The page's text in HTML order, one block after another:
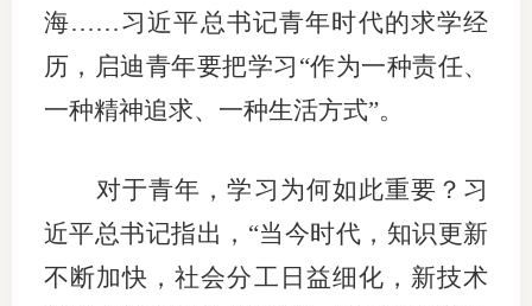
会员大
境内外
会议交
海……习近平总书记青年时代的求学经
历，启迪青年要把学习“作为一种责任、
一种精神追求、一种生活方式”。
对于青年，学习为何如此重要？习
近平总书记指出，“当今时代，知识更新
不断加快，社会分工日益细化，新技术